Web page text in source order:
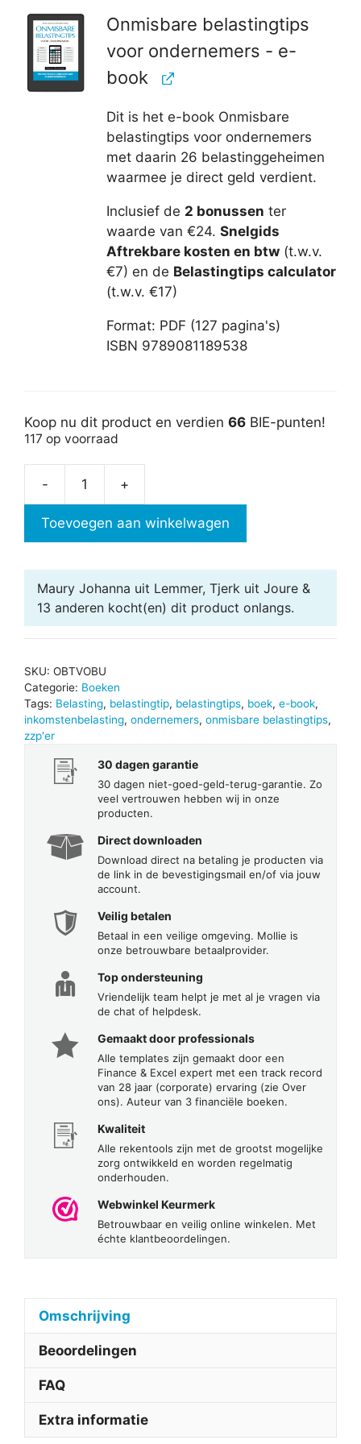
Onmisbare belastingtips
voor ondernemers - e-
book
Dit is het e-book Onmisbare
belastingtips voor ondernemers
met daarin 26 belastinggeheimen
waarmee je direct geld verdient.
Inclusief de 2 bonussen ter
waarde van €24. Snelgids
Aftrekbare kosten en btw(t.w.v.
€7) en de Belastingtips calculator
(t.w.v. €17)
Format: PDF (127 pagina's)
ISBN 9789081189538
Koop nu dit product en verdien 66 BIE-punten!
117 op voorraad
-
voor
-
bundel
aantal
+
Toevoegen aan winkelwagen
Maury Johanna uit Lemmer, Tjerk uit Joure &
13 anderen kocht(en) dit product onlangs.
SKU: OBTVOBU
Categorie: Boeken
Tags: Belasting, belastingtip, belastingtips, boek, e-book,
inkomstenbelasting, ondernemers, onmisbare belastingtips,
zzp'er
30 dagen garantie
30 dagen niet-goed-geld-terug-garantie. Zo
veel vertrouwen hebben wij in onze
producten.
Direct downloaden
Download direct na betaling je producten via
de link in de bevestigingsmail en/of via jouw
account.
Veilig betalen
Betaal in een veilige omgeving. Mollie is
onze betrouwbare betaalprovider.
Top ondersteuning
Vriendelijk team helpt je met al je vragen via
de chat of helpdesk.
Gemaakt door professionals
Alle templates zijn gemaakt door een
Finance & Excel expert met een track record
van 28 jaar (corporate) ervaring (zie Over
ons). Auteur van 3 financiële boeken.
Kwaliteit
Alle rekentools zijn met de grootst mogelijke
zorg ontwikkeld en worden regelmatig
onderhouden.
Webwinkel Keurmerk
Betrouwbaar en veilig online winkelen. Met
échte klantbeoordelingen.
Omschrijving
Beoordelingen
FAQ
Extra informatie